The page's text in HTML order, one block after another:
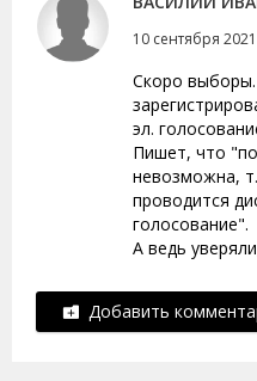
10 сентября
Скоро
эл.
Пишет, что
невозможна,
проводится
голосование".
А ведь
Добавить